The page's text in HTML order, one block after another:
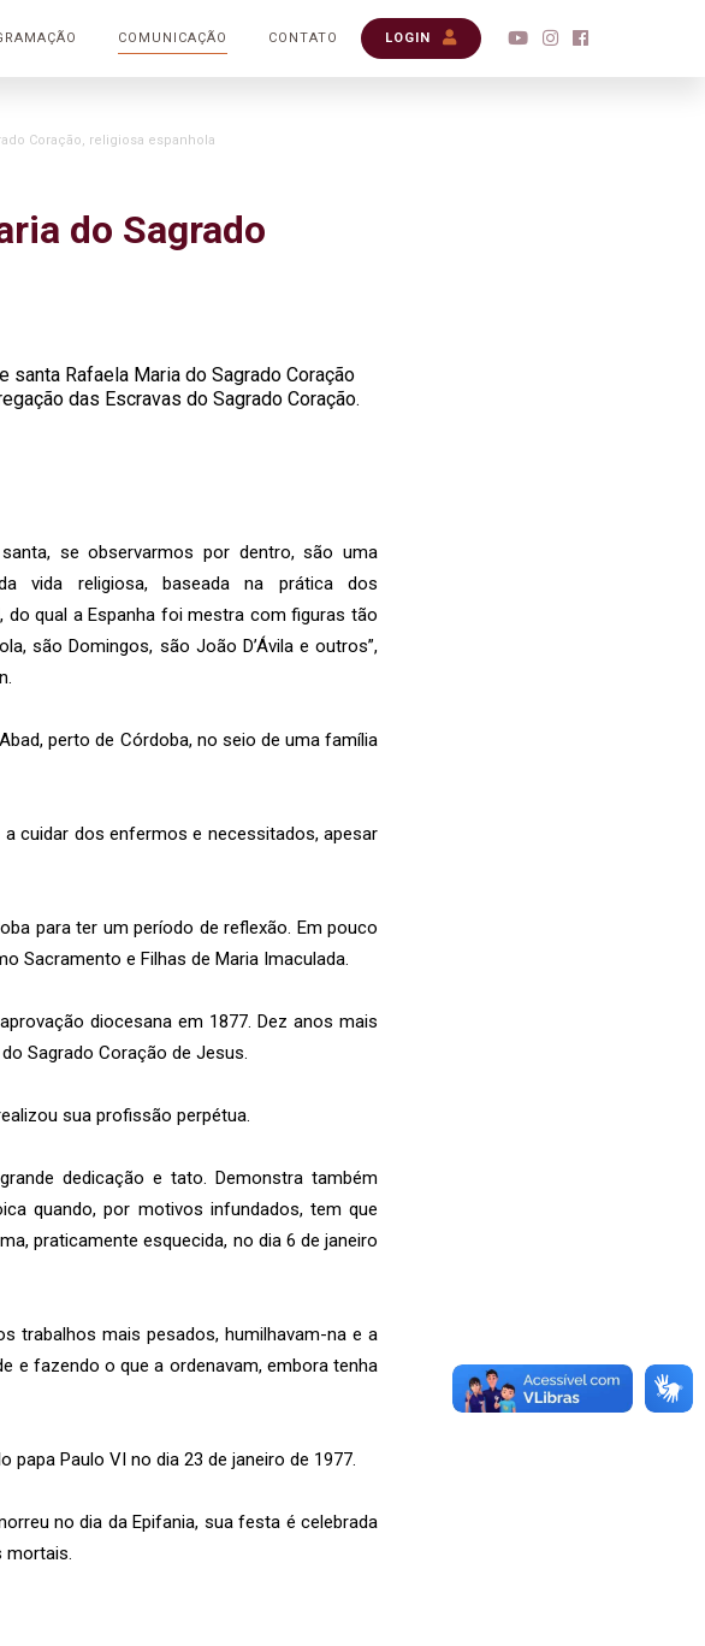
COMUNICAÇÃO CONTATO LOGIN
Coração, religiosa espanhola
do Sagrado
santa Rafaela Maria do Sagrado Coração
das Escravas do Sagrado Coração.
se observarmos por dentro, são uma
vida religiosa, baseada na prática dos
qual a Espanha foi mestra com figuras tão
são Domingos, são João D’Ávila e outros”,
perto de Córdoba, no seio de uma família
cuidar dos enfermos e necessitados, apesar
para ter um período de reflexão. Em pouco
Sacramento e Filhas de Maria Imaculada.
diocesana em 1877. Dez anos mais
Sagrado Coração de Jesus.
sua profissão perpétua.
dedicação e tato. Demonstra também
quando, por motivos infundados, tem que
praticamente esquecida, no dia 6 de janeiro
trabalhos mais pesados, humilhavam-na e a
e fazendo o que a ordenavam, embora tenha
Paulo VI no dia 23 de janeiro de 1977.
no dia da Epifania, sua festa é celebrada